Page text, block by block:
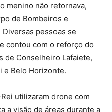
menino não retornava,
de Bombeiros e
pessoas se
contou com o reforço do
de Conselheiro Lafaiete,
e Belo Horizonte.
utilizaram drone com
a visão de áreas durante a